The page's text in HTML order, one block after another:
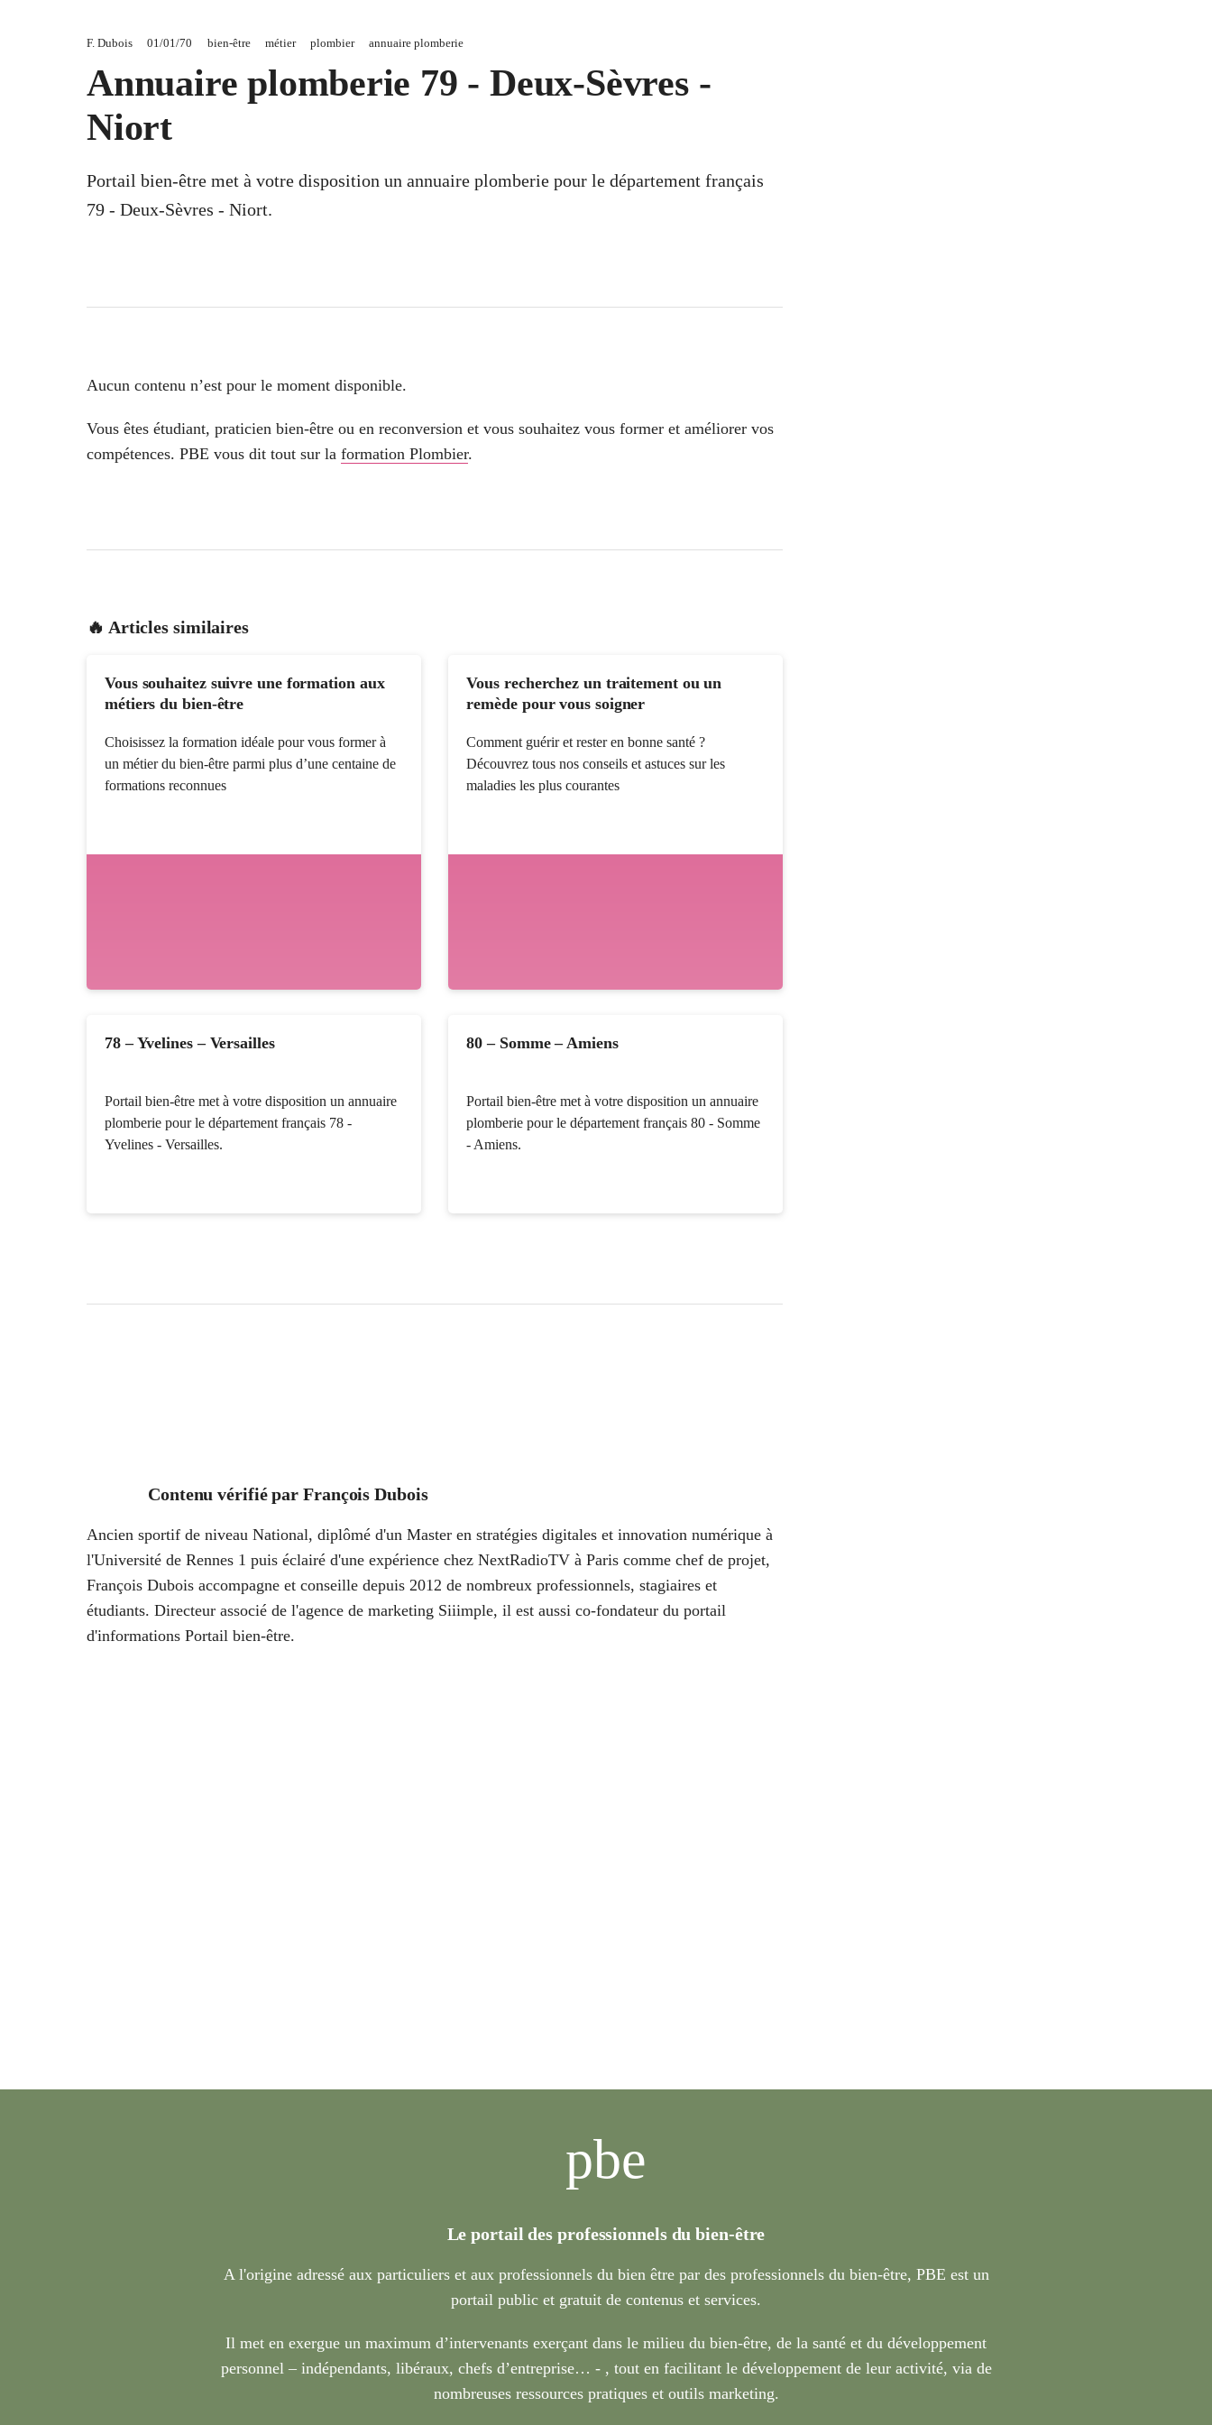
F. Dubois 01/01/70 bien-être métier plombier annuaire plomberie
Annuaire plomberie 79 - Deux-Sèvres -
Niort
Portail bien-être met à votre disposition un annuaire plomberie pour le département français
79 - Deux-Sèvres - Niort.
Aucun contenu n’est pour le moment disponible.
Vous êtes étudiant, praticien bien-être ou en reconversion et vous souhaitez vous former et améliorer vos
compétences. PBE vous dit tout sur la formation Plombier.
🔥 Articles similaires
Vous souhaitez suivre une formation aux
métiers du bien-être
Choisissez la formation idéale pour vous former à
un métier du bien-être parmi plus d’une centaine de
formations reconnues
Vous recherchez un traitement ou un
remède pour vous soigner
Comment guérir et rester en bonne santé ?
Découvrez tous nos conseils et astuces sur les
maladies les plus courantes
78 – Yvelines – Versailles
Portail bien-être met à votre disposition un annuaire
plomberie pour le département français 78 -
Yvelines - Versailles.
80 – Somme – Amiens
Portail bien-être met à votre disposition un annuaire
plomberie pour le département français 80 - Somme
- Amiens.
Contenu vérifié par François Dubois
Ancien sportif de niveau National, diplômé d'un Master en stratégies digitales et innovation numérique à
l'Université de Rennes 1 puis éclairé d'une expérience chez NextRadioTV à Paris comme chef de projet,
François Dubois accompagne et conseille depuis 2012 de nombreux professionnels, stagiaires et
étudiants. Directeur associé de l'agence de marketing Siiimple, il est aussi co-fondateur du portail
d'informations Portail bien-être.
pbe
Le portail des professionnels du bien-être
A l'origine adressé aux particuliers et aux professionnels du bien être par des professionnels du bien-être, PBE est un
portail public et gratuit de contenus et services.
Il met en exergue un maximum d’intervenants exerçant dans le milieu du bien-être, de la santé et du développement
personnel – indépendants, libéraux, chefs d’entreprise… - , tout en facilitant le développement de leur activité, via de
nombreuses ressources pratiques et outils marketing.